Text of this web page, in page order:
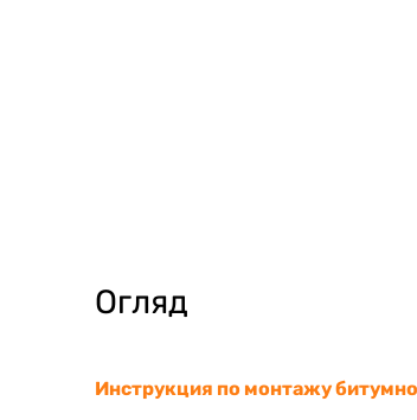
Огляд
Инструкция по монтажу